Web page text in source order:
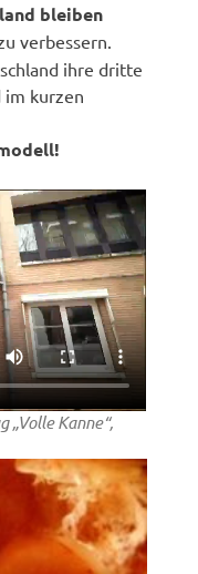
bleiben
verbessern.
ihre dritte
kurzen
„Volle Kanne“,